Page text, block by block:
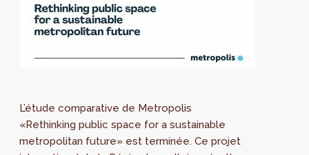
L’étude comparative de Metropolis
«Rethinking public space for a sustainable
metropolitan future» est terminée. Ce projet